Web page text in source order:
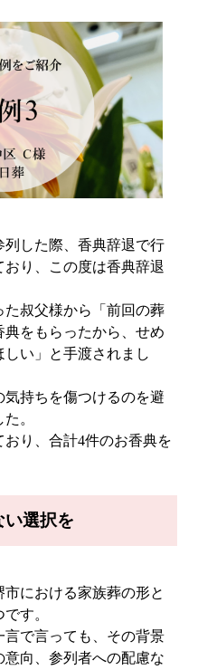
した際、香典辞退で行
り、この度は香典辞退
た叔父様から「前回の葬
をもらったから、せめ
い」と手渡されまし
持ちを傷つけるのを避
。
り、合計4件のお香典を
い選択を
における家族葬の形と
す。
言で言っても、その背景
向、参列者への配慮な